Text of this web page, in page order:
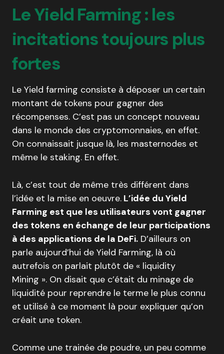
Le Yield Farming : les
incitations toujours plus
fortes
Le Yield farming consiste à déposer un certain
montant de tokens pour gagner des
récompenses. C’est pas un concept nouveau
dans le monde des cryptomonnaies, en effet.
On connaissait jusque là, les masternodes et
même le staking. En effet.
Là, c’est tout de même très différent dans
l’idée et la mise en oeuvre. L’idée du Yield
Farming est que les utilisateurs vont gagner
des tokens en échange de leur participations
à des applications de la DeFi. D’ailleurs on
parle aujourd’hui de Yield Farming, là où
autrefois on parlait plutôt de « liquidity
Mining ». On disait que c’était du minage de
liquidité pour reprendre le terme le plus connu
et utilisé à ce moment là pour expliquer qu’on
créait une token.
Comme une trainée de poudre, un peu comme